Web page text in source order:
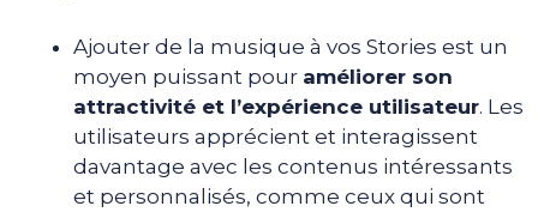
Ajouter de la musique à vos Stories est un
moyen puissant pour améliorer son
attractivité et l’expérience utilisateur. Les
utilisateurs apprécient et interagissent
davantage avec les contenus intéressants
et personnalisés, comme ceux qui sont